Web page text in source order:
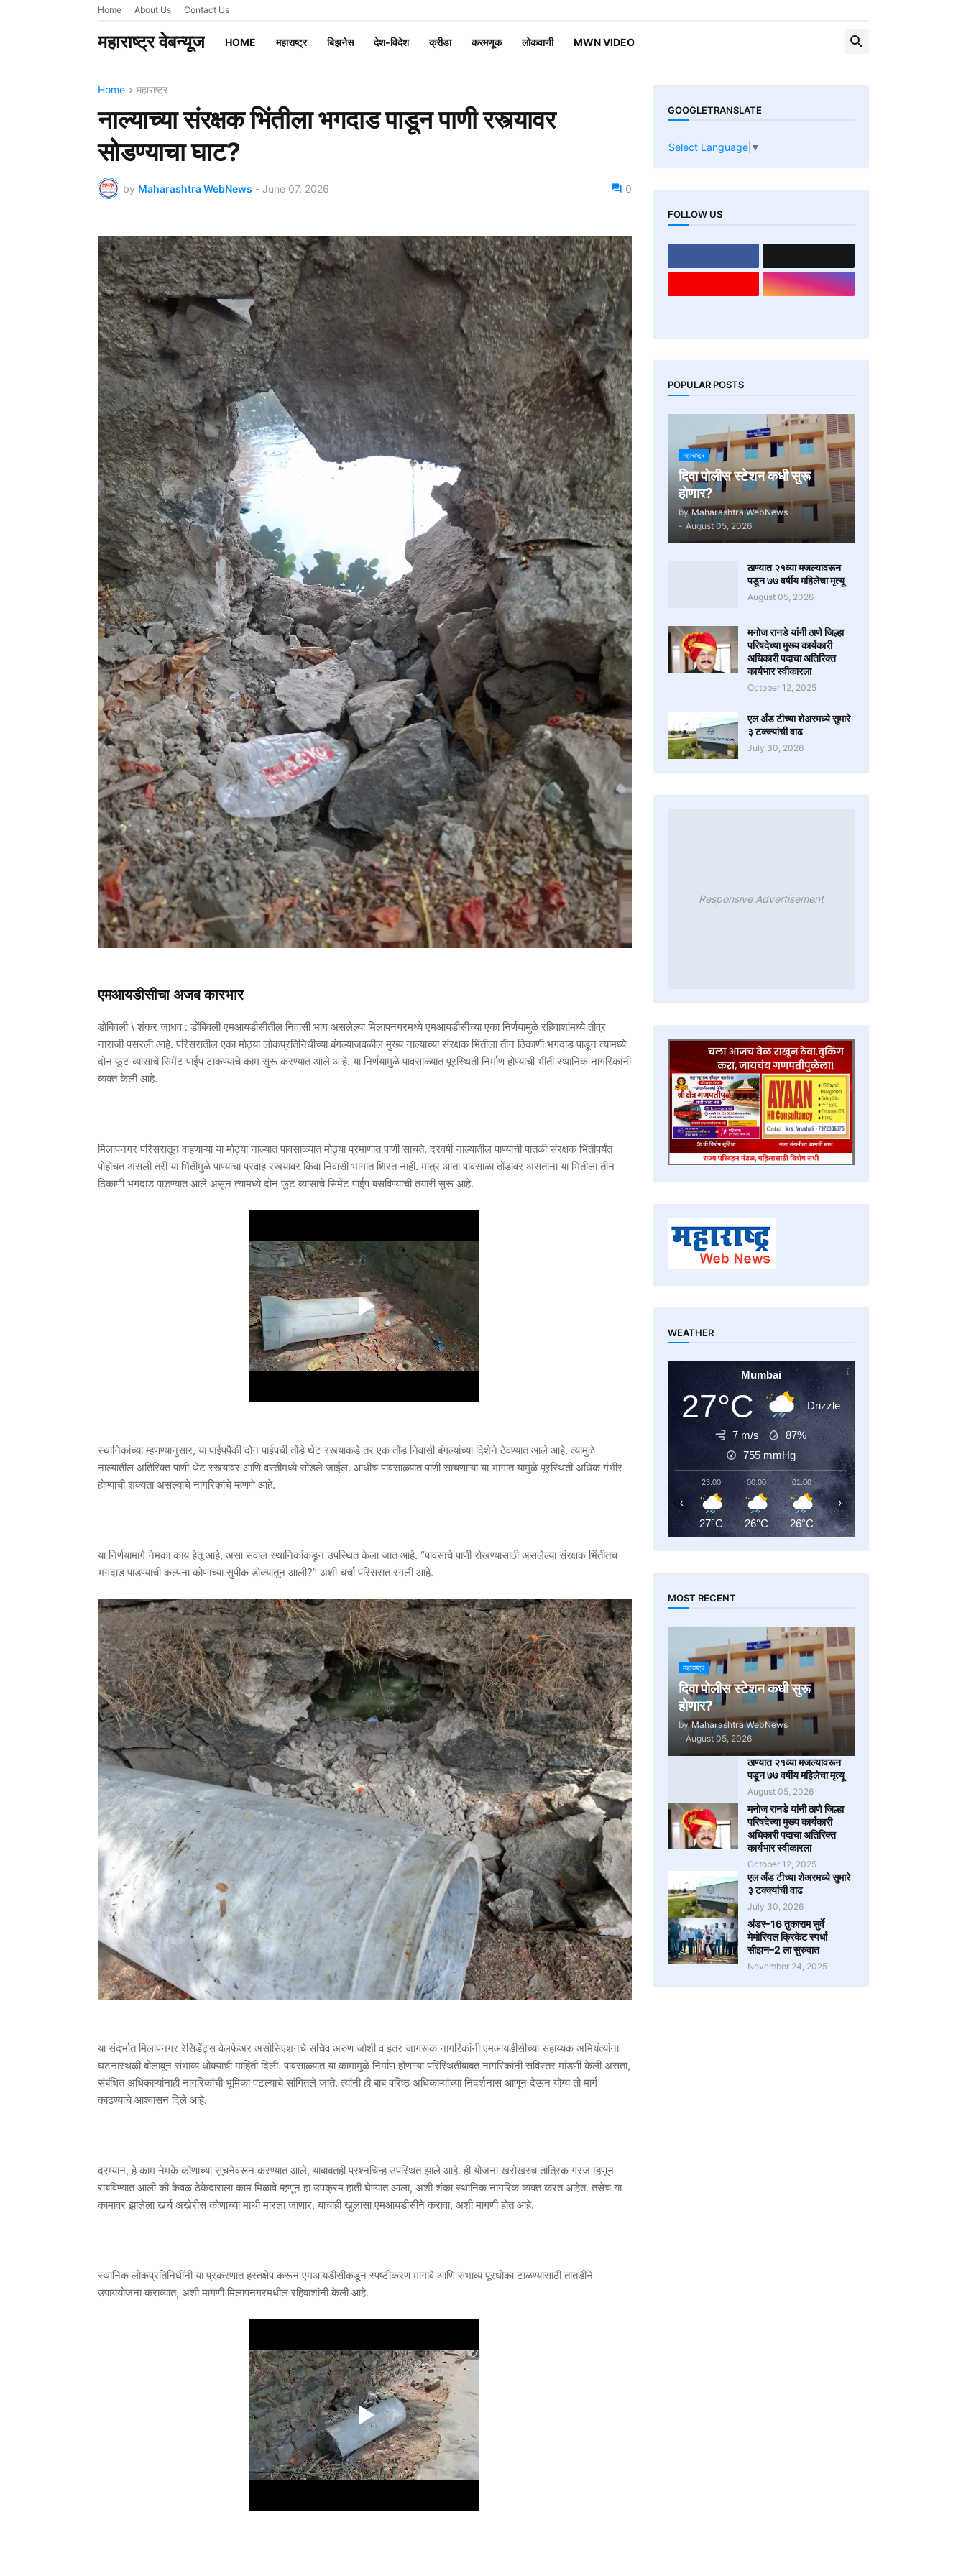
Home About Us Contact Us
महाराष्ट्र वेबन्यूज HOME महाराष्ट्र बिझनेस देश-विदेश क्रीडा करमणूक लोकवाणी MWN VIDEO
Home महाराष्ट्र
नाल्याच्या संरक्षक भिंतीला भगदाड पाडून पाणी रस्त्यावर
सोडण्याचा घाट?
by Maharashtra WebNews - June 07, 2026 0
एमआयडीसीचा अजब कारभार
डोंबिवली \ शंकर जाधव : डोंबिवली एमआयडीसीतील निवासी भाग असलेल्या मिलापनगरमध्ये एमआयडीसीच्या एका निर्णयामुळे रहिवाशांमध्ये तीव्र
नाराजी पसरली आहे. परिसरातील एका मोठ्या लोकप्रतिनिधीच्या बंगल्याजवळील मुख्य नाल्याच्या संरक्षक भिंतीला तीन ठिकाणी भगदाड पाडून त्यामध्ये
दोन फूट व्यासाचे सिमेंट पाईप टाकण्याचे काम सुरू करण्यात आले आहे. या निर्णयामुळे पावसाळ्यात पूरस्थिती निर्माण होण्याची भीती स्थानिक नागरिकांनी
व्यक्त केली आहे.
मिलापनगर परिसरातून वाहणाऱ्या या मोठ्या नाल्यात पावसाळ्यात मोठ्या प्रमाणात पाणी साचते. दरवर्षी नाल्यातील पाण्याची पातळी संरक्षक भिंतीपर्यंत
पोहोचत असली तरी या भिंतीमुळे पाण्याचा प्रवाह रस्त्यावर किंवा निवासी भागात शिरत नाही. मात्र आता पावसाळा तोंडावर असताना या भिंतीला तीन
ठिकाणी भगदाड पाडण्यात आले असून त्यामध्ये दोन फूट व्यासाचे सिमेंट पाईप बसविण्याची तयारी सुरू आहे.
स्थानिकांच्या म्हणण्यानुसार, या पाईपपैकी दोन पाईपची तोंडे थेट रस्त्याकडे तर एक तोंड निवासी बंगल्यांच्या दिशेने ठेवण्यात आले आहे. त्यामुळे
नाल्यातील अतिरिक्त पाणी थेट रस्त्यावर आणि वस्तीमध्ये सोडले जाईल. आधीच पावसाळ्यात पाणी साचणाऱ्या या भागात यामुळे पूरस्थिती अधिक गंभीर
होण्याची शक्यता असल्याचे नागरिकांचे म्हणणे आहे.
या निर्णयामागे नेमका काय हेतू आहे, असा सवाल स्थानिकांकडून उपस्थित केला जात आहे. “पावसाचे पाणी रोखण्यासाठी असलेल्या संरक्षक भिंतीतच
भगदाड पाडण्याची कल्पना कोणाच्या सुपीक डोक्यातून आली?” अशी चर्चा परिसरात रंगली आहे.
या संदर्भात मिलापनगर रेसिडेंट्स वेलफेअर असोसिएशनचे सचिव अरुण जोशी व इतर जागरूक नागरिकांनी एमआयडीसीच्या सहाय्यक अभियंत्यांना
घटनास्थळी बोलावून संभाव्य धोक्याची माहिती दिली. पावसाळ्यात या कामामुळे निर्माण होणाऱ्या परिस्थितीबाबत नागरिकांनी सविस्तर मांडणी केली असता,
संबंधित अधिकाऱ्यांनाही नागरिकांची भूमिका पटल्याचे सांगितले जाते. त्यांनी ही बाब वरिष्ठ अधिकाऱ्यांच्या निदर्शनास आणून देऊन योग्य तो मार्ग
काढण्याचे आश्वासन दिले आहे.
दरम्यान, हे काम नेमके कोणाच्या सूचनेवरून करण्यात आले, याबाबतही प्रश्नचिन्ह उपस्थित झाले आहे. ही योजना खरोखरच तांत्रिक गरज म्हणून
राबविण्यात आली की केवळ ठेकेदाराला काम मिळावे म्हणून हा उपक्रम हाती घेण्यात आला, अशी शंका स्थानिक नागरिक व्यक्त करत आहेत. तसेच या
कामावर झालेला खर्च अखेरीस कोणाच्या माथी मारला जाणार, याचाही खुलासा एमआयडीसीने करावा, अशी मागणी होत आहे.
स्थानिक लोकप्रतिनिधींनी या प्रकरणात हस्तक्षेप करून एमआयडीसीकडून स्पष्टीकरण मागावे आणि संभाव्य पूरधोका टाळण्यासाठी तातडीने
उपाययोजना कराव्यात, अशी मागणी मिलापनगरमधील रहिवाशांनी केली आहे.
GOOGLETRANSLATE
Select Language ▼
FOLLOW US
POPULAR POSTS
महाराष्ट्र
दिवा पोलीस स्टेशन कधी सुरू
होणार?
by Maharashtra WebNews
- August 05, 2026
ठाण्यात २१व्या मजल्यावरून
पडून ७७ वर्षीय महिलेचा मृत्यू
August 05, 2026
मनोज रानडे यांनी ठाणे जिल्हा
परिषदेच्या मुख्य कार्यकारी
अधिकारी पदाचा अतिरिक्त
कार्यभार स्वीकारला
October 12, 2025
एल अँड टीच्या शेअरमध्ये सुमारे
३ टक्क्यांची वाढ
July 30, 2026
Responsive Advertisement
WEATHER
Mumbai
27°C Drizzle
7 m/s
87%
755 mmHg
23:00
27°C
00:00
26°C
01:00
26°C
02:00
26°C
‹ ›
MOST RECENT
महाराष्ट्र
दिवा पोलीस स्टेशन कधी सुरू
होणार?
by Maharashtra WebNews
- August 05, 2026
ठाण्यात २१व्या मजल्यावरून
पडून ७७ वर्षीय महिलेचा मृत्यू
August 05, 2026
मनोज रानडे यांनी ठाणे जिल्हा
परिषदेच्या मुख्य कार्यकारी
अधिकारी पदाचा अतिरिक्त
कार्यभार स्वीकारला
October 12, 2025
एल अँड टीच्या शेअरमध्ये सुमारे
३ टक्क्यांची वाढ
July 30, 2026
अंडर–16 तुकाराम सुर्वे
मेमोरियल क्रिकेट स्पर्धा
सीझन–2 ला सुरुवात
November 24, 2025